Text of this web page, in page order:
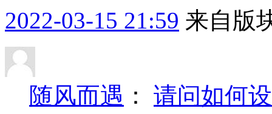
2022-03-15 21:59 来自版
随风而遇 ： 请问如何